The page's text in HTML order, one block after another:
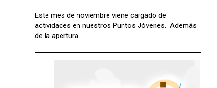
Este mes de noviembre viene cargado de
actividades en nuestros Puntos Jóvenes. Además
de la apertura…